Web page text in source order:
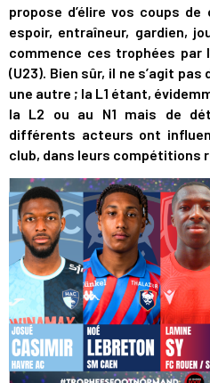
propose d’élire vos coups
espoir, entraîneur, gardien,
commence ces trophées par
(U23). Bien sûr, il ne s’agit pas
une autre ; la L1 étant,
la L2 ou au N1 mais de
différents acteurs ont
club, dans leurs compétitions